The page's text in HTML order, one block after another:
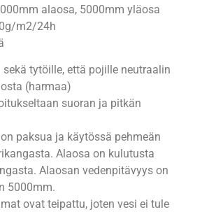
alaosa, 5000mm yläosa
m2/24h
tytöille, että pojille neutraalin
(harmaa)
suoran ja pitkän
paksua ja käytössä pehmeän
Alaosa on kulutusta
Alaosan vedenpitävyys on
5000mm.
ovat teipattu, joten vesi ei tule